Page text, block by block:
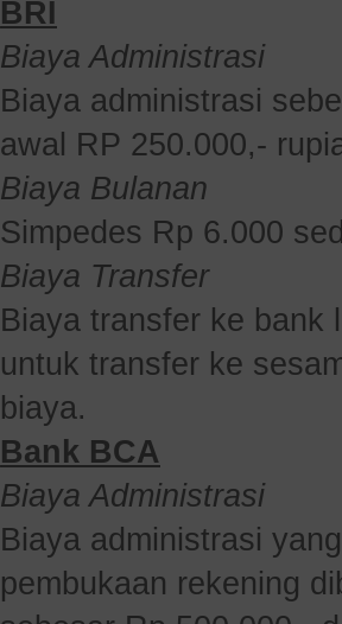
BRI
Biaya Administrasi
Biaya administrasi
awal RP 250.000,-
Biaya Bulanan
Simpedes Rp 6.000
Biaya Transfer
Biaya transfer ke bank
untuk transfer ke
biaya.
Bank BCA
Biaya Administrasi
Biaya administrasi
pembukaan rekening